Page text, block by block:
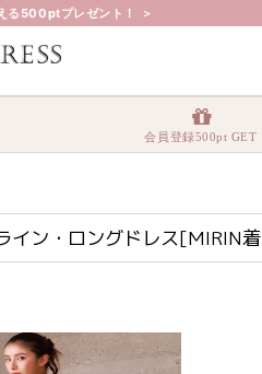
る500ptプレゼント！ ＞
会員登録500pt GET
ドレス[MIRIN着用][送料無料]
イン・ロングドレス[MIRIN